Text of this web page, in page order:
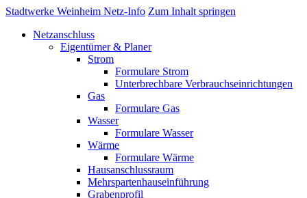
Stadtwerke Weinheim Netz-Info Zum Inhalt springen
Netzanschluss
Eigentümer & Planer
Strom
Formulare Strom
Unterbrechbare Verbrauchseinrichtungen
Gas
Formulare Gas
Wasser
Formulare Wasser
Wärme
Formulare Wärme
Hausanschlussraum
Mehrspartenhauseinführung
Grabenprofil